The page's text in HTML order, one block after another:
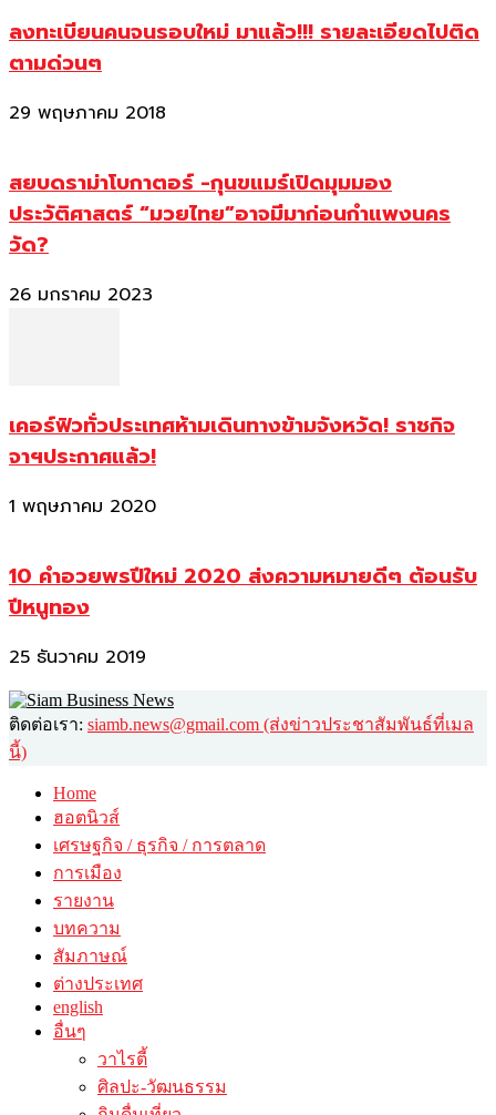
ลงทะเบียนคนจนรอบใหม่ มาแล้ว!!! รายละเอียดไปติด
ตามด่วนๆ
29 พฤษภาคม 2018
สยบดราม่าโบกาตอร์ -กุนขแมร์เปิดมุมมอง
ประวัติศาสตร์ “มวยไทย”อาจมีมาก่อนกำแพงนคร
วัด?
26 มกราคม 2023
เคอร์ฟิวทั่วประเทศห้ามเดินทางข้ามจังหวัด! ราชกิจ
จาฯประกาศแล้ว!
1 พฤษภาคม 2020
10 คำอวยพรปีใหม่ 2020 ส่งความหมายดีๆ ต้อนรับ
ปีหนูทอง
25 ธันวาคม 2019
ติดต่อเรา: siamb.news@gmail.com (ส่งข่าวประชาสัมพันธ์ที่เมล
นี้)
Home
ฮอตนิวส์
เศรษฐกิจ / ธุรกิจ / การตลาด
การเมือง
รายงาน
บทความ
สัมภาษณ์
ต่างประเทศ
english
อื่นๆ
วาไรตี้
ศิลปะ-วัฒนธรรม